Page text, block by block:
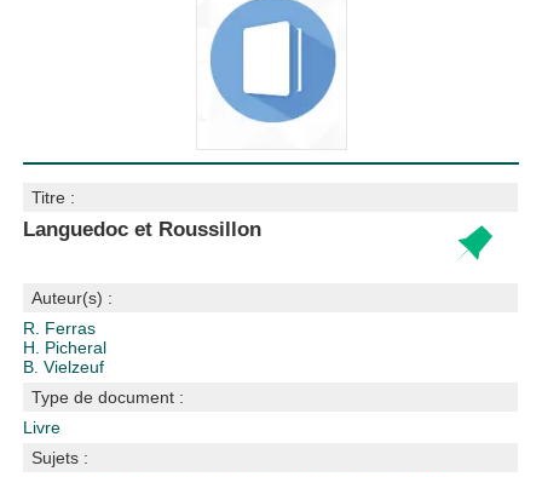
Titre :
Languedoc et Roussillon
Auteur(s) :
R. Ferras
H. Picheral
B. Vielzeuf
Type de document :
Livre
Sujets :